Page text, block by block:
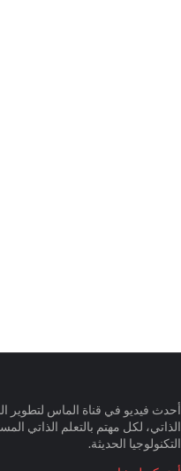
أحدث فيديو في قناة الماس لتطوير
الذاتي، لكل مهتم بالتعلم الذاتي
التكنولوجيا الحديثة.